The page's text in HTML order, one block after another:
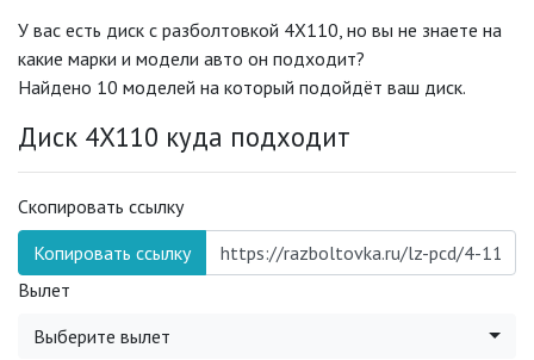
У вас есть диск с разболтовкой 4X110, но вы не знаете на
какие марки и модели авто он подходит?
Найдено 10 моделей на который подойдёт ваш диск.
Диск 4X110 куда подходит
Скопировать ссылку
Копировать ссылку
Вылет
Выберите вылет